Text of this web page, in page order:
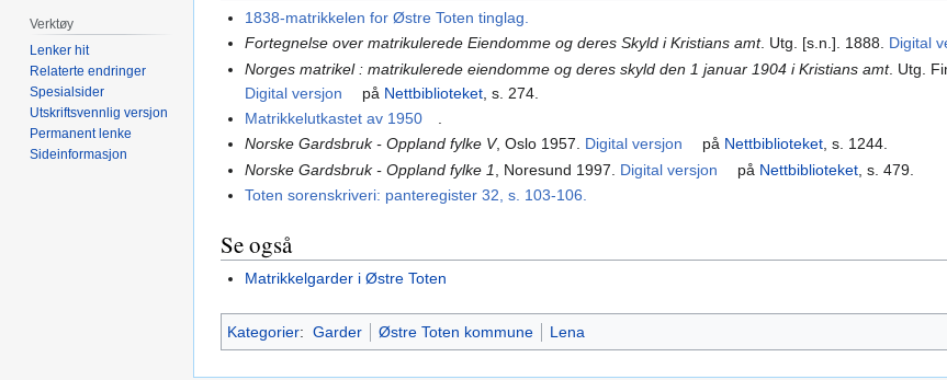
1838-matrikkelen for Østre Toten tinglag.
Fortegnelse over matrikulerede Eiendomme og deres Skyld i Kristians amt. Utg. [s.n.]. 1888. Digital
Norges matrikel : matrikulerede eiendomme og deres skyld den 1 januar 1904 i Kristians amt. Utg.
Digital versjon
på Nettbiblioteket , s. 274.
Matrikkelutkastet av 1950
Norske Gardsbruk - Oppland fylke V, Oslo 1957. Digital versjon på Nettbiblioteket, s. 1244.
Norske Gardsbruk - Oppland fylke 1
, Noresund 1997. Digital versjon på Nettbiblioteket , s. 479.
Toten sorenskriveri: panteregister 32, s. 103-106.
Se også
Matrikkelgarder i Østre Toten
Kategorier: Garder Østre Toten kommune Lena
Verktøy
Lenker hit
Relaterte endringer
Spesialsider
Utskriftsvennlig versjon
Permanent lenke
Sideinformasjon